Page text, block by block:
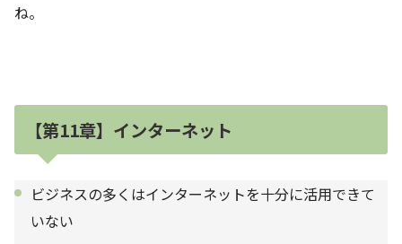
ね。
【第11章】インターネット
ビジネスの多くはインターネットを十分に活用できて
いない